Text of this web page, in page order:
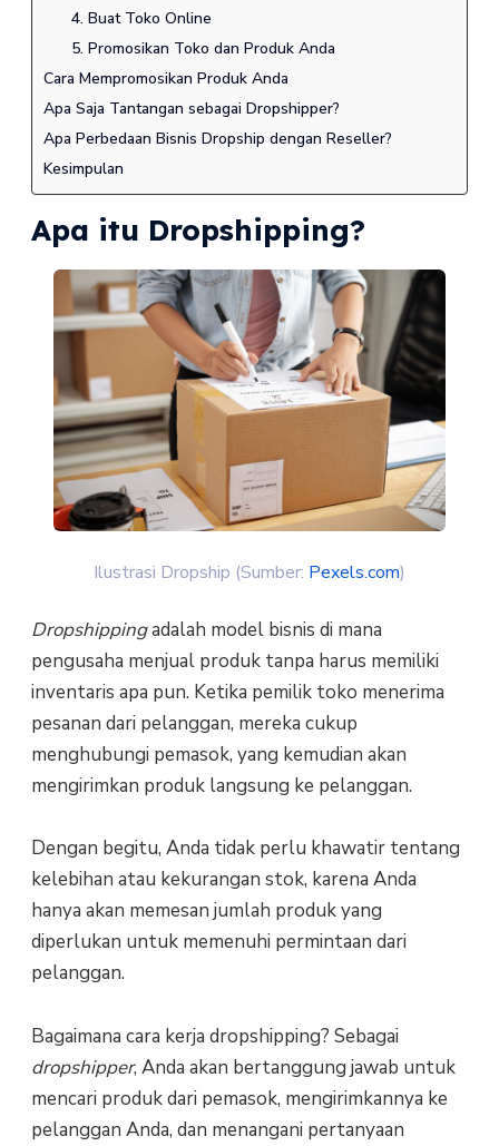
4. Buat Toko Online
5. Promosikan Toko dan Produk Anda
Cara Mempromosikan Produk Anda
Apa Saja Tantangan sebagai Dropshipper?
Apa Perbedaan Bisnis Dropship dengan Reseller?
Kesimpulan
Apa itu Dropshipping?
Ilustrasi Dropship (Sumber: Pexels.com)
Dropshippingadalah model bisnis di mana
pengusaha menjual produk tanpa harus memiliki
inventaris apa pun. Ketika pemilik toko menerima
pesanan dari pelanggan, mereka cukup
menghubungi pemasok, yang kemudian akan
mengirimkan produk langsung ke pelanggan.
Dengan begitu, Anda tidak perlu khawatir tentang
kelebihan atau kekurangan stok, karena Anda
hanya akan memesan jumlah produk yang
diperlukan untuk memenuhi permintaan dari
pelanggan.
Bagaimana cara kerja dropshipping? Sebagai
dropshipper, Anda akan bertanggung jawab untuk
mencari produk dari pemasok, mengirimkannya ke
pelanggan Anda, dan menangani pertanyaan